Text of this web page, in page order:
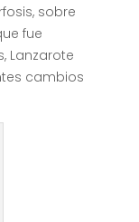
sobre
fue
Lanzarote
cambios